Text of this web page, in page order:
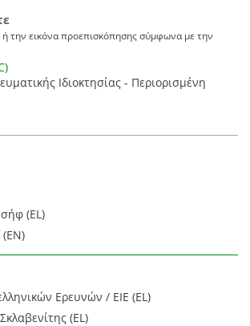
την εικόνα προεπισκόπησης σύμφωνα με την
Ιδιοκτησίας - Περιορισμένη
(EL)
Ερευνών / ΕΙΕ (EL)
(EL)